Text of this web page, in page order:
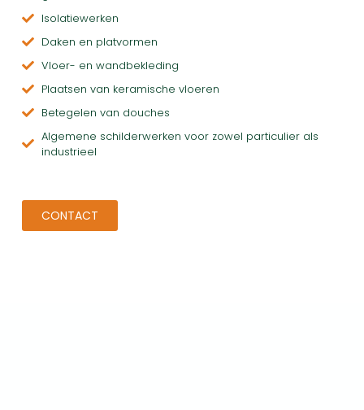
Isolatiewerken
Daken en platvormen
Vloer- en wandbekleding
Plaatsen van keramische vloeren
Betegelen van douches
Algemene schilderwerken voor zowel particulier als
industrieel
CONTACT